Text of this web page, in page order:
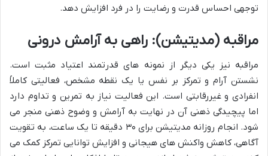
توجهی احساس قدرت و رضایت را در فرد افزایش دهد.
مراقبه (مدیتیشن): راهی به آرامش درونی
مراقبه نیز یکی دیگر از نمونه های قدرتمند اعتیاد مثبت است.
نشستن آرام و تمرکز بر نفس یا یک نقطه مشخص، فعالیتی کاملاً
انفرادی و غیررقابتی است. این فعالیت نیاز به تمرین و تداوم دارد
اما پیچیدگی ذهنی آن در نهایت به آرامش و وضوح ذهنی منجر می
شود. انجام روزانه مدیتیشن برای ۳۰ دقیقه تا یک ساعت، به تقویت
آگاهی، کاهش واکنش های هیجانی و افزایش توانایی تمرکز کمک می